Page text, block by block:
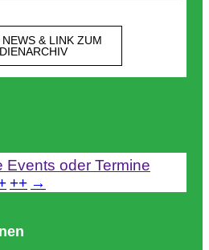
& LINK ZUM
Events oder Termine
++ →